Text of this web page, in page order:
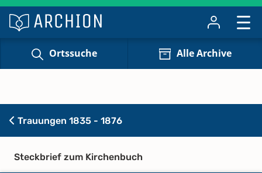
Ortssuche Alle Archive
Trauungen 1835 - 1876
Steckbrief zum Kirchenbuch